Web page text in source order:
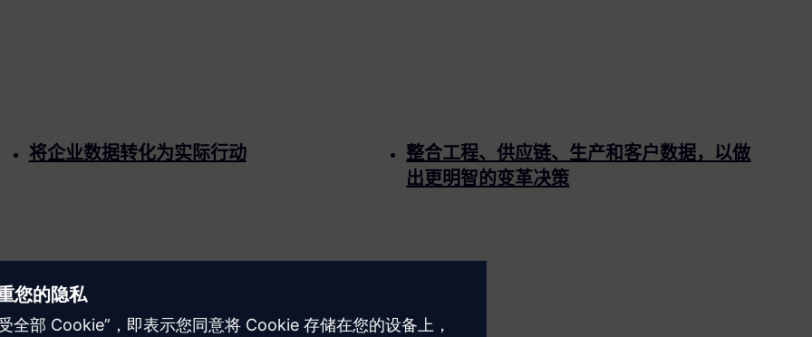
将企业数据转化为实际行动
整合工程、供应链、生产和客户数据，以做
出更明智的变革决策